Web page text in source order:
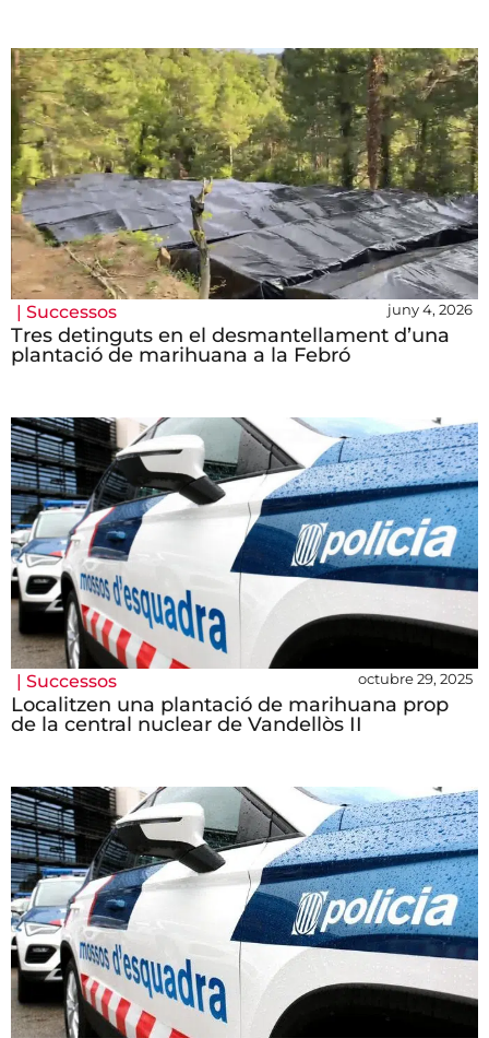
| Successos juny 4, 2026
Tres detinguts en el desmantellament d’una
plantació de marihuana a la Febró
| Successos octubre 29, 2025
Localitzen una plantació de marihuana prop
de la central nuclear de Vandellòs II